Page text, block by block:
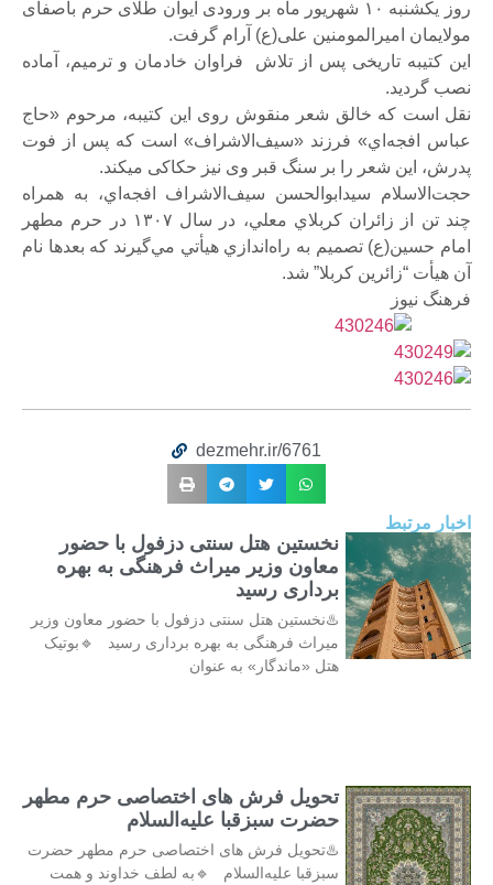
روز یکشنبه ۱۰ شهریور ماه بر ورودی ایوان طلای حرم باصفای
مولایمان امیرالمومنین علی(ع) آرام گرفت.
این کتیبه تاریخی پس از تلاش فراوان خادمان و ترمیم، آماده
نصب گردید.
نقل است که خالق شعر منقوش روی این کتیبه، مرحوم «حاج
عباس افجه‌اي» فرزند «سيف‌الاشراف» است که پس از فوت
پدرش، این شعر را بر سنگ قبر وی نیز حکاکی می‏کند.
حجت‌الاسلام سيدابوالحسن سيف‌الاشراف افجه‌اي، به همراه
چند تن از زائران كربلاي معلي، در سال ۱۳۰۷ در حرم مطهر
امام حسين(ع) تصميم به راه‌اندازي هيأتي مي‌گيرند كه بعدها نام
آن هيأت “زائرين كربلا” شد.
فرهنگ نیوز
dezmehr.ir/6761
اخبار مرتبط
نخستین هتل سنتی دزفول با حضور
معاون وزیر میراث فرهنگی به بهره
برداری رسید
♨️نخستین هتل سنتی دزفول با حضور معاون وزیر
میراث فرهنگی به بهره برداری رسید 🔹بوتیک
هتل «ماندگار» به عنوان
تحویل فرش های اختصاصی حرم مطهر
حضرت سبزقبا علیه‌السلام
♨️تحویل فرش های اختصاصی حرم مطهر حضرت
سبزقبا علیه‌السلام 🔹به لطف خداوند و همت